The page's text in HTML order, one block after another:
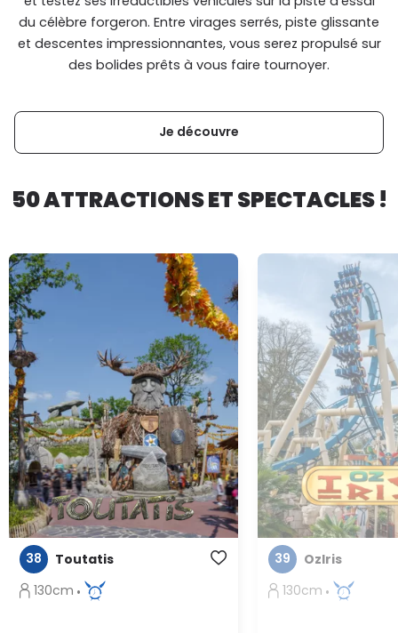
du célèbre forgeron. Entre virages serrés, piste glissante
et descentes impressionnantes, vous serez propulsé sur
des bolides prêts à vous faire tournoyer.
Je découvre
50 ATTRACTIONS ET SPECTACLES !
38
Toutatis
130cm
39
OzIris
130cm